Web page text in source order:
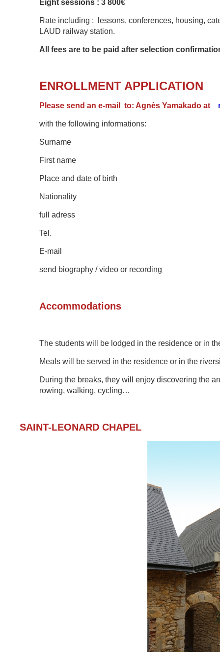
Eight sessions : 3 800€
Rate including : lessons, conferences, housing,
LAUD railway station.
All fees are to be paid after selection
ENROLLMENT APPLICATION
Please send an e-mail to: Agnès Yamakado at
with the following informations:
Surname
First name
Place and date of birth
Nationality
full adress
Tel.
E-mail
send biography / video or recording
Accommodations
The students will be lodged in the residence or in
Meals will be served in the residence or in the
During the breaks, they will enjoy discovering the
rowing, walking, cycling…
SAINT-LEONARD CHAPEL